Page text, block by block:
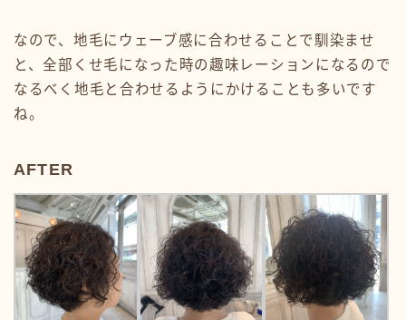
なので、地毛にウェーブ感に合わせることで馴染ませ
と、全部くせ毛になった時の趣味レーションになるので
なるべく地毛と合わせるようにかけることも多いです
ね。
AFTER